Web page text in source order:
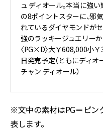
ュ ディオール。本当に強
の8ポイントスターに、邪
れているダイヤモンドが
強のラッキージュエリーか
〈PG×D〉大￥608,000小
日発売予定（ともにディ
チャン ディオール）
※文中の素材はPG＝ピン
表します。